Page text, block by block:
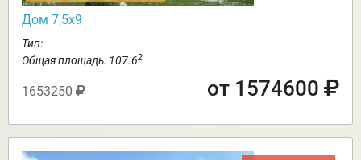
Дом 7,5х9
Тип:
Общая площадь: 107.62
1653250 от 1574600